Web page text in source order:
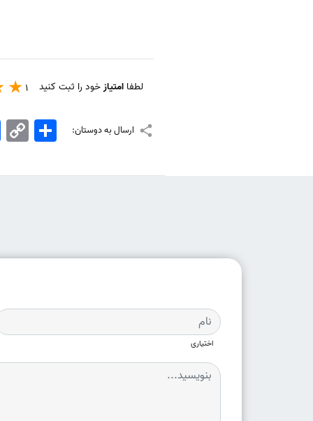
لطفا امتیازخود را ثبت کنید 1
ارسال به دوستان: Copy
Link
اشتراک
اختیاری